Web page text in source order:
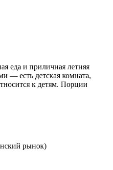
еда и приличная летняя
— есть детская комната,
к детям. Порции
рынок)